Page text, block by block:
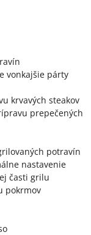
vonkajšie párty
krvavých steakov
prepečených
potravín
nastavenie
časti grilu
pokrmov